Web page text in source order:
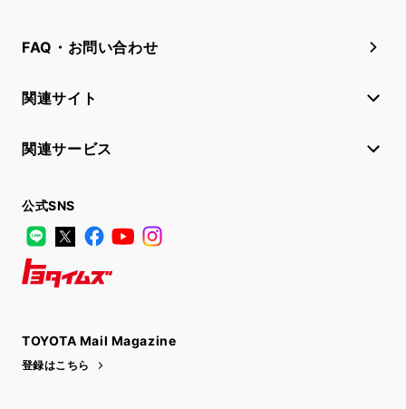
FAQ・お問い合わせ
関連サイト
関連サービス
公式SNS
LINE
X FacebookYouTube
TOYOTA Mail Magazine
登録はこちら